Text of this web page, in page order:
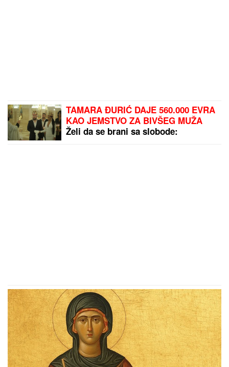
TAMARA ĐURIĆ DAJE 560.000 EVRA
KAO JEMSTVO ZA BIVŠEG MUŽA
Želi da se brani sa slobode: